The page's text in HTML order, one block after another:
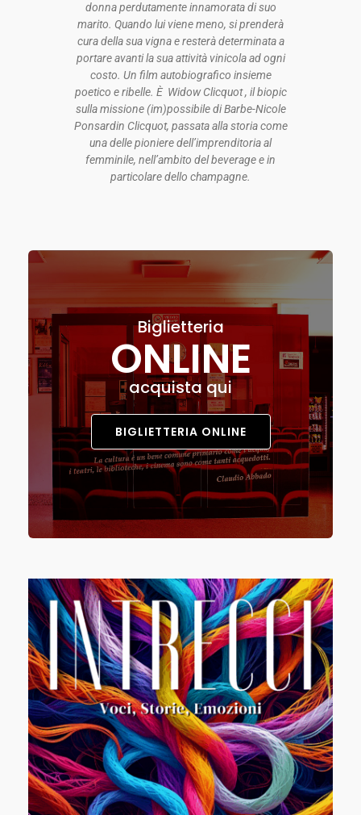
donna perdutamente innamorata di suo
marito. Quando lui viene meno, si prenderà
cura della sua vigna e resterà determinata a
portare avanti la sua attività vinicola ad ogni
costo. Un film autobiografico insieme
poetico e ribelle. È Widow Clicquot , il biopic
sulla missione (im)possibile di Barbe-Nicole
Ponsardin Clicquot, passata alla storia come
una delle pioniere dell’imprenditoria al
femminile, nell’ambito del beverage e in
particolare dello champagne.
Biglietteria
ONLINE
acquista qui
BIGLIETTERIA ONLINE